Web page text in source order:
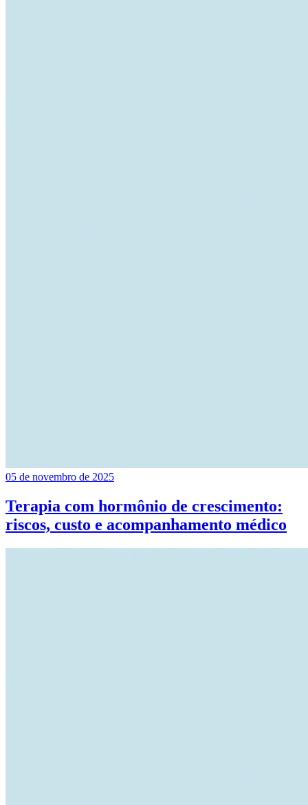
05 de novembro de 2025
Terapia com hormônio de crescimento:
riscos, custo e acompanhamento médico